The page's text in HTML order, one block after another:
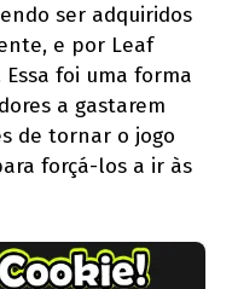
ser adquiridos
e por Leaf
foi uma forma
a gastarem
de tornar o jogo
forçá-los a ir às